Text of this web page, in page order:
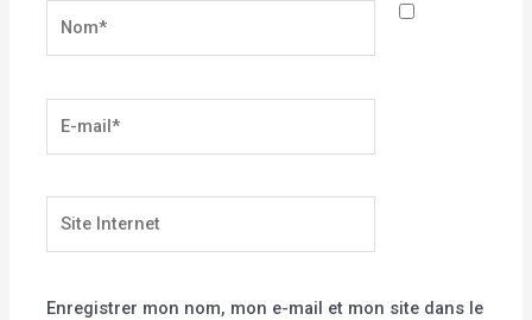
mail*
Internet
Enregistrer mon nom, mon e-mail et mon site dans le